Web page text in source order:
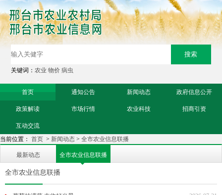
关键词：农业 物价 病虫
首页 通知公告 新闻动态 政府信息公开
政策解读 市场行情 农业科技 招商引资
互动交流
当前位置： 首页 > 新闻动态 > 全市农业信息联播
最新动态 全市农业信息联播
全市农业信息联播